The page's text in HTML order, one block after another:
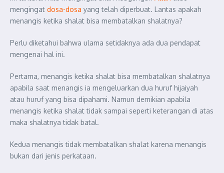
mengingat dosa-dosa yang telah diperbuat. Lantas apakah
menangis ketika shalat bisa membatalkan shalatnya?
Perlu diketahui bahwa ulama setidaknya ada dua pendapat
mengenai hal ini.
Pertama, menangis ketika shalat bisa membatalkan shalatnya
apabila saat menangis ia mengeluarkan dua huruf hijaiyah
atau huruf yang bisa dipahami. Namun demikian apabila
menangis ketika shalat tidak sampai seperti keterangan di atas
maka shalatnya tidak batal.
Kedua menangis tidak membatalkan shalat karena menangis
bukan dari jenis perkataan.